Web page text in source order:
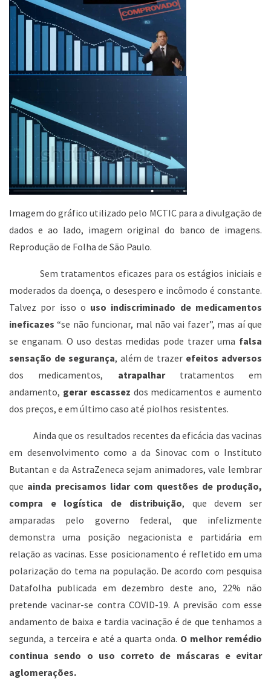
Imagem do gráfico utilizado pelo MCTIC para a divulgação de
dados e ao lado, imagem original do banco de imagens.
Reprodução de Folha de São Paulo.
Sem tratamentos eficazes para os estágios iniciais e
moderados da doença, o desespero e incômodo é constante.
Talvez por isso o uso indiscriminado de medicamentos
ineficazes “se não funcionar, mal não vai fazer”, mas aí que
se enganam. O uso destas medidas pode trazer uma falsa
sensação de segurança, além de trazer efeitos adversos
dos medicamentos, atrapalhartratamentos em
andamento, gerar escassez dos medicamentos e aumento
dos preços, e em último caso até piolhos resistentes.
Ainda que os resultados recentes da eficácia das vacinas
em desenvolvimento como a da Sinovac com o Instituto
Butantan e da AstraZeneca sejam animadores, vale lembrar
que ainda precisamos lidar com questões de produção,
compra e logística de distribuição, que devem ser
amparadas pelo governo federal, que infelizmente
demonstra uma posição negacionista e partidária em
relação as vacinas. Esse posicionamento é refletido em uma
polarização do tema na população. De acordo com pesquisa
Datafolha publicada em dezembro deste ano, 22% não
pretende vacinar-se contra COVID-19. A previsão com esse
andamento de baixa e tardia vacinação é de que tenhamos a
segunda, a terceira e até a quarta onda. O melhor remédio
continua sendo o uso correto de máscaras e evitar
aglomerações.